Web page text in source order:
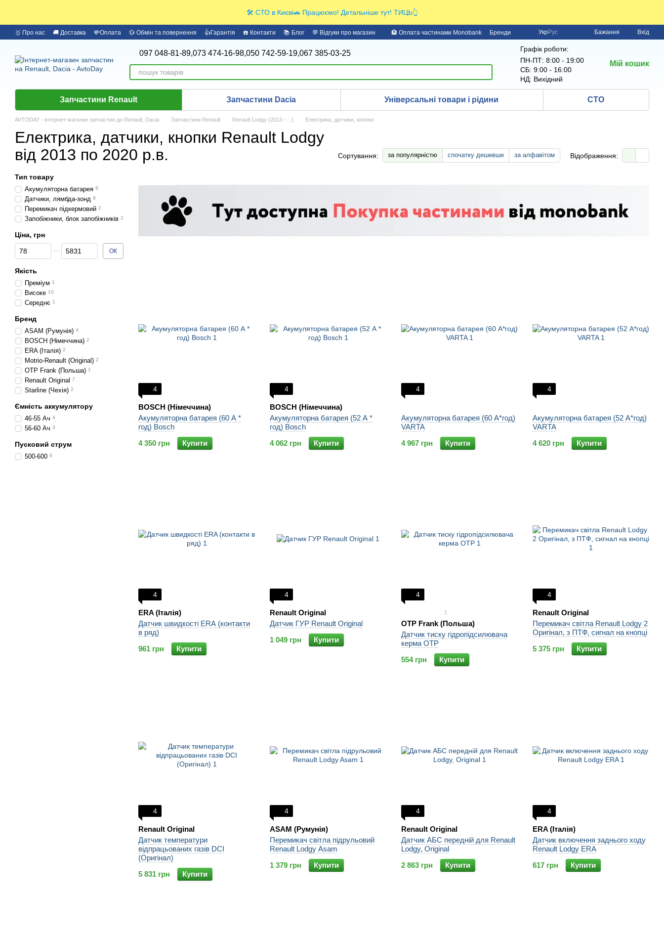
🛠️ СТО в Києві🚗 Працюємо! Детальніше тут! ТИЦЬ👆
🥇 Про нас 🚚 Доставка 💸Оплата 💱 Обмін та повернення 👍Гарантія ☎️ Контакти 📚 Блог 💬 Відгуки про магазин 🏦 Оплата частинами Monobank Бренди УкрРус Бажання Вхід
097 048-81-89,073 474-16-98,050 742-59-19,067 385-03-25
Графік роботи:
ПН-ПТ: 8:00 - 19:00
СБ: 9:00 - 16:00
НД: Вихідний
Мій кошик
Запчастини Renault Запчастини Dacia Універсальні товари і рідини СТО
AVTODAY - Інтернет-магазин запчастин до Renault, Dacia Запчастини Renault Renault Lodgy (2013 - ...) Електрика, датчики, кнопки
Електрика, датчики, кнопки Renault Lodgy
від 2013 по 2020 р.в.
Сортування: за популярністю спочатку дешевше за алфавітом Відображення:
4
BOSCH (Німеччина)
Акумуляторна батарея (60 А *
год) Bosch
4 350 грн
Купити
4
BOSCH (Німеччина)
Акумуляторна батарея (52 А *
год) Bosch
4 062 грн
Купити
4
Акумуляторна батарея (60 А*год)
VARTA
4 967 грн
Купити
4
Акумуляторна батарея (52 А*год)
VARTA
4 620 грн
Купити
4
ERA (Італія)
Датчик швидкості ERA (контакти
в ряд)
961 грн
Купити
4
Renault Original
Датчик ГУР Renault Original
1 049 грн
Купити
4
1
OTP Frank (Польша)
Датчик тиску гідропідсилювача
керма OTP
554 грн
Купити
4
Renault Original
Перемикач світла Renault Lodgy 2
Оригінал, з ПТФ, сигнал на кнопці
5 375 грн
Купити
4
Renault Original
Датчик температури
відпрацьованих газів DCI
(Оригінал)
5 831 грн
Купити
4
ASAM (Румунія)
Перемикач світла підрульовий
Renault Lodgy Asam
1 379 грн
Купити
4
Renault Original
Датчик АБС передній для Renault
Lodgy, Original
2 863 грн
Купити
4
ERA (Італія)
Датчик включення заднього ходу
Renault Lodgy ERA
617 грн
Купити
Тип товару
Акумуляторна батарея 9
Датчики, лямбда-зонд 9
Перемикач підкермовий 2
Запобіжники, блок запобіжників 2
Ціна, грн
Від Ціна, грн
До Ціна, грн ОК
Якість
Преміум 1
Високе 10
Середнє 1
Бренд
ASAM (Румунія) 4
BOSCH (Німеччина) 2
ERA (Італія) 2
Motrio-Renault (Original) 2
OTP Frank (Польша) 1
Renault Original 7
Starline (Чехія) 2
Ємність аккумулятору
46-55 Ач 4
56-60 Ач 3
Пусковий струм
500-600 6